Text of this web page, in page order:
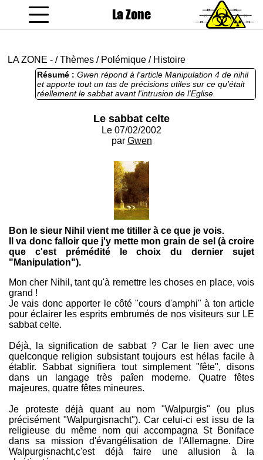
La Zone
LA ZONE - /Thèmes / Polémique / Histoire
Résumé : Gwen répond à l'article Manipulation 4 de nihil
et apporte tout un tas de précisions utiles sur ce qu'était
réellement le sabbat avant l'intrusion de l'Eglise.
Le sabbat celte
Le 07/02/2002
par Gwen
Bon le sieur Nihil vient me titiller à ce que je vois.
Il va donc falloir que j'y mette mon grain de sel (à croire
que c'est prémédité le choix du dernier sujet
"Manipulation").
Mon cher Nihil, tant qu'à remettre les choses en place, vois
grand !
Je vais donc apporter le côté "cours d'amphi" à ton article
pour éclairer les esprits embrumés de nos visiteurs sur LE
sabbat celte.
Déjà, la signification de sabbat ? Car le lien avec une
quelconque religion subsistant toujours est hélas facile à
établir. Sabbat signifiera tout simplement "fête", disons
dans un langage très paîen moderne. Quatre fêtes
majeures, quatre fêtes mineures.
Je proteste déjà quant au nom "Walpurgis" (ou plus
précisément "Walpurgisnacht"). Car celui-ci est issu de la
religieuse du même nom qui accompagna St Boniface
dans sa mission d'évangélisation de l'Allemagne. Dire
Walpurgisnacht,c'est déjà faire une allusion à la